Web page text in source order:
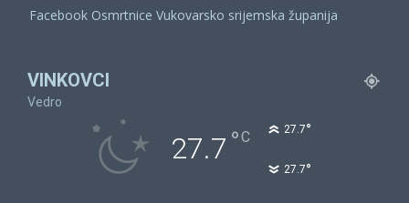
Facebook Osmrtnice Vukovarsko srijemska županija
VINKOVCI
Vedro
27.7 °C 27.7°
27.7°